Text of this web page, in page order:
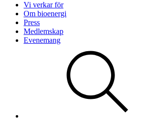
Vi verkar för
Om bioenergi
Press
Medlemskap
Evenemang